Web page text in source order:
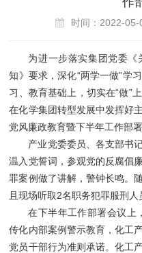
时间：2022-
为进一步落实集团党委《
知》要求，深化“两学一做”学
习、教育基础上，切实在“做”
在化学集团转型发展中发挥好
党风廉政教育暨下半年工作部署
产业党委委员、各支部书
温入党誓词，参观党的反腐倡
罪案例做了讲解，警钟长鸣。
且现场听取2名职务犯罪服刑人
在下半年工作部署会议上
传化内部案例警示教育，化工
党员干部行为准则承诺。化工